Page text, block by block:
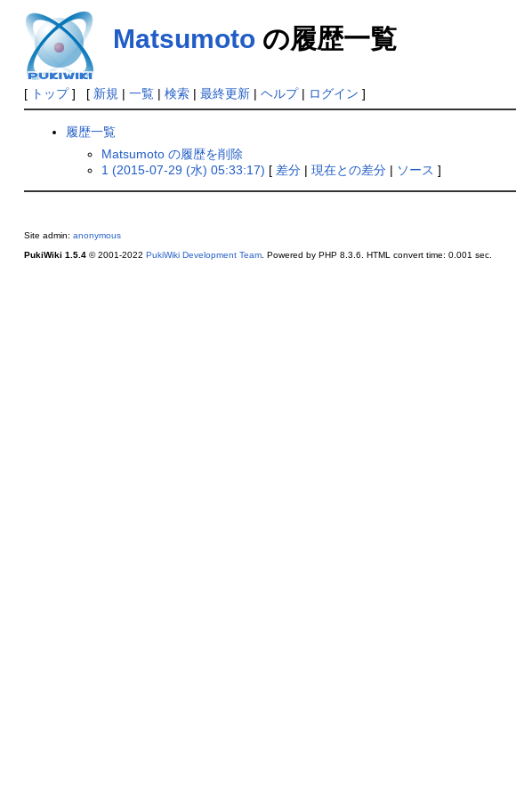
Matsumotoの履歴一覧
[ トップ] [ 新規 | 一覧| 検索| 最終更新| ヘルプ| ログイン ]
履歴一覧
Matsumoto の履歴を削除
1 (2015-07-29 (水) 05:33:17) [ 差分 |現在との差分 | ソース ]
Site admin: anonymous
PukiWiki 1.5.4© 2001-2022 PukiWiki Development Team. Powered by PHP 8.3.6. HTML convert time: 0.001 sec.